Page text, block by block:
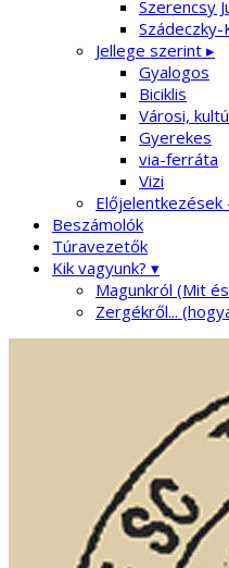
Szerencsy
Jellege szerint ▸
Gyalogos
Biciklis
Városi,
Gyerekes
via-ferráta
Vizi
Előjelentkezések
Beszámolók
Túravezetők
Kik vagyunk? ▾
Magunkról (Mit
Zergékről...